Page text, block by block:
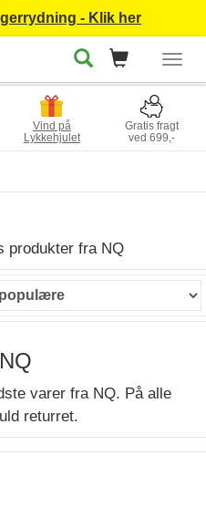
- Klik her
Vind på
Lykkehjulet
Gratis fragt
ved 699,-
produkter fra NQ
varer fra NQ. På alle
returret.